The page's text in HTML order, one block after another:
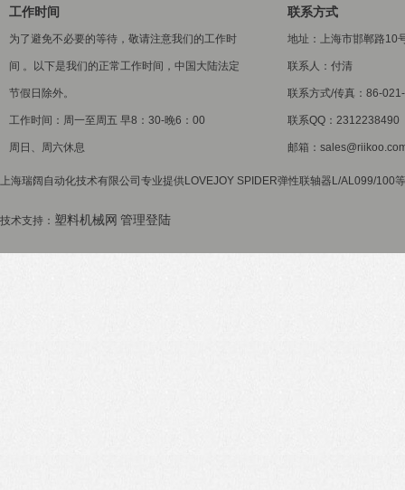
工作时间
为了避免不必要的等待，敬请注意我们的工作时
间 。以下是我们的正常工作时间，中国大陆法定
节假日除外。
工作时间：周一至周五 早8：30-晚6：00
周日、周六休息
联系方式
地址：上海市邯郸路10
联系人：付清
联系方式/传真：86-
联系QQ：2312238490
邮箱：
上海瑞阔自动化技术有限公司专业提供LOVEJOY SPIDER弹性联轴器L/AL099/100
技术支持： 塑料机械网 管理登陆